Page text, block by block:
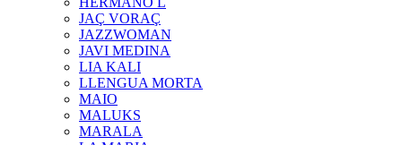
JAÇ VORAÇ
JAZZWOMAN
JAVI MEDINA
LIA KALI
LLENGUA MORTA
MAIO
MALUKS
MARALA